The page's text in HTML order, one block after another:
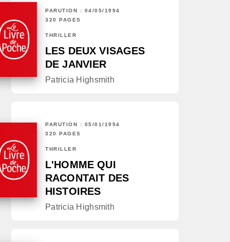
PARUTION : 04/05/1994
320 PAGES
THRILLER
LES DEUX VISAGES
DE JANVIER
Patricia Highsmith
PARUTION : 05/01/1994
320 PAGES
THRILLER
L'HOMME QUI
RACONTAIT DES
HISTOIRES
Patricia Highsmith